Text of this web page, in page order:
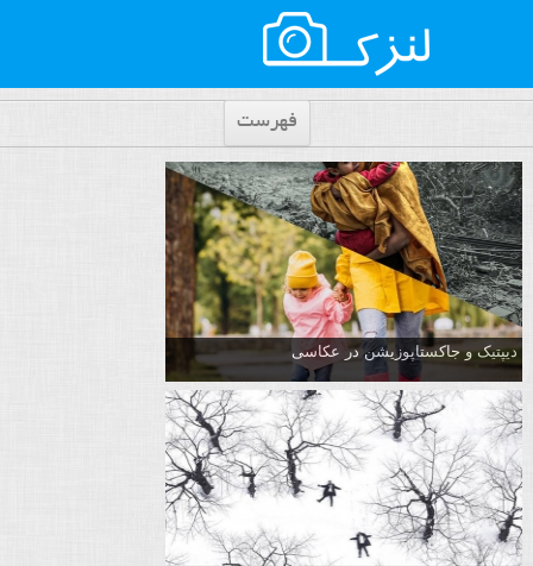
فهرست
دیپتیک و جاکستا‌پوزیشن در عکاسی